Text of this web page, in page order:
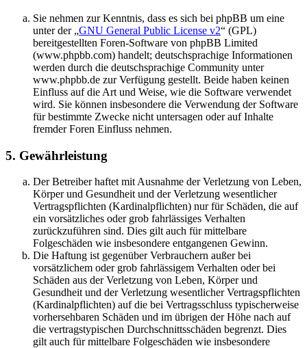
Sie nehmen zur Kenntnis, dass es sich bei phpBB um eine
unter der „GNU General Public License v2“ (GPL)
bereitgestellten Foren-Software von phpBB Limited
(www.phpbb.com) handelt; deutschsprachige Informationen
werden durch die deutschsprachige Community unter
www.phpbb.de zur Verfügung gestellt. Beide haben keinen
Einfluss auf die Art und Weise, wie die Software verwendet
wird. Sie können insbesondere die Verwendung der Software
für bestimmte Zwecke nicht untersagen oder auf Inhalte
fremder Foren Einfluss nehmen.
5. Gewährleistung
Der Betreiber haftet mit Ausnahme der Verletzung von Leben,
Körper und Gesundheit und der Verletzung wesentlicher
Vertragspflichten (Kardinalpflichten) nur für Schäden, die auf
ein vorsätzliches oder grob fahrlässiges Verhalten
zurückzuführen sind. Dies gilt auch für mittelbare
Folgeschäden wie insbesondere entgangenen Gewinn.
Die Haftung ist gegenüber Verbrauchern außer bei
vorsätzlichem oder grob fahrlässigem Verhalten oder bei
Schäden aus der Verletzung von Leben, Körper und
Gesundheit und der Verletzung wesentlicher Vertragspflichten
(Kardinalpflichten) auf die bei Vertragsschluss typischerweise
vorhersehbaren Schäden und im übrigen der Höhe nach auf
die vertragstypischen Durchschnittsschäden begrenzt. Dies
gilt auch für mittelbare Folgeschäden wie insbesondere